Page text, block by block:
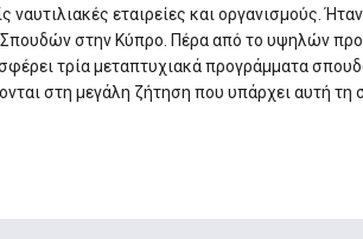
ναυτιλιακές εταιρείες και οργανισμούς.
Σπουδών στην Κύπρο. Πέρα από το υψηλών
τρία μεταπτυχιακά προγράμματα
στη μεγάλη ζήτηση που υπάρχει αυτή τη